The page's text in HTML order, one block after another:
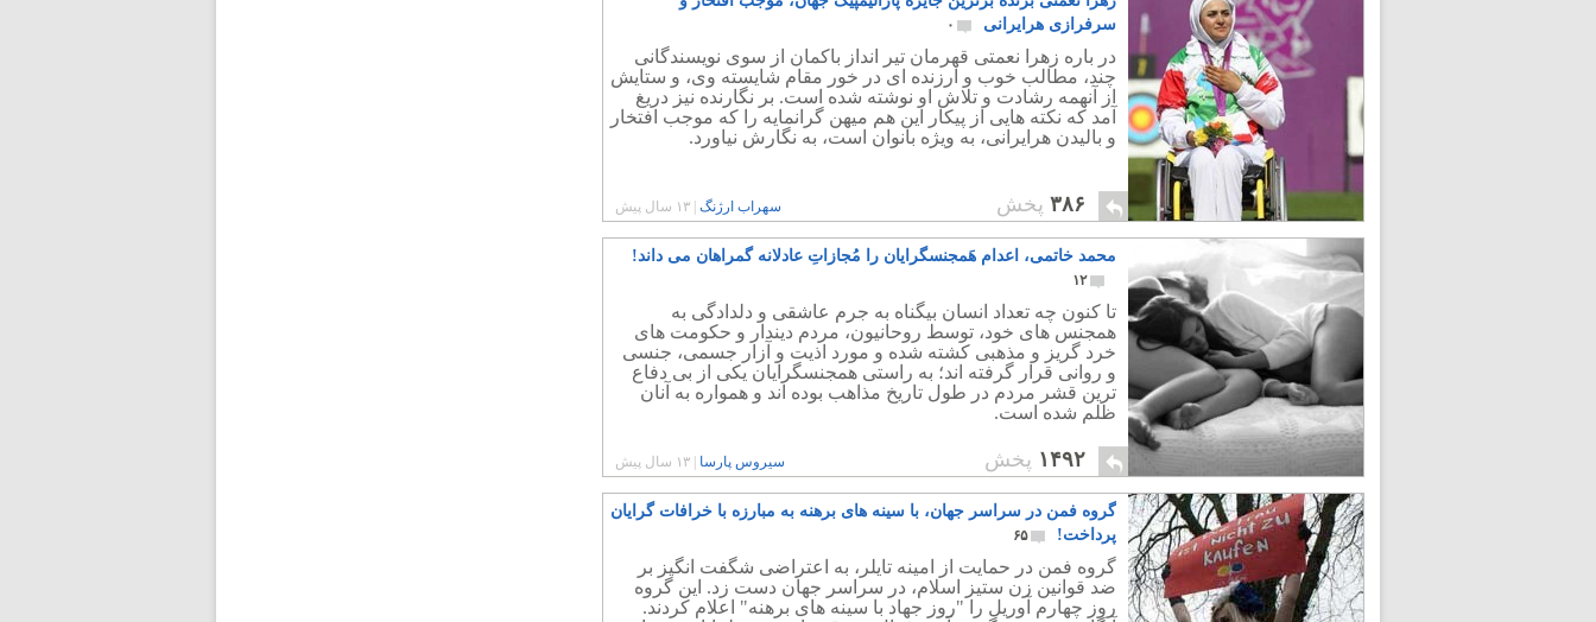
سرفرازی هرایرانی
۰
در باره زهرا نعمتی قهرمان تیر انداز باکمان از سوی نویسندگانی
چند، مطالب خوب و ارزنده ای در خور مقام شایسته وی، و ستایش
از آنهمه رشادت و تلاش او نوشته شده است. بر نگارنده نیز دریغ
آمد که نکته هایی از پیکار این هم میهن گرانمایه را که موجب افتخار
و بالیدن هرایرانی، به ویژه بانوان است، به نگارش نیاورد.
۳۸۶ پخش سهراب ارژنگ ۱۳ سال پیش
محمد خاتمی، اعدام هَمجنسگرایان را مُجازاتِ عادلانه گمراهان می داند!
۱۲
تا کنون چه تعداد انسان بیگناه به جرم عاشقی و دلدادگی به
همجنس های خود، توسط روحانیون، مردم دیندار و حکومت های
خرد گریز و مذهبی کشته شده و مورد اذیت و آزار جسمی، جنسی
و روانی قرار گرفته اند؛ به راستی همجنسگرایان یکی از بی دفاع
ترین قشر مردم در طول تاریخ مذاهب بوده اند و همواره به آنان
ظلم شده است.
۱۴۹۲ پخش سیروس پارسا ۱۳ سال پیش
گروه فمن در سراسر جهان، با سینه های برهنه به مبارزه با خرافات گرایان
پرداخت!
۶۵
گروه فمن در حمایت از امینه تايلر، به اعتراضی شگفت انگیز بر
ضد قوانین زن ستیز اسلام، در سراسر جهان دست زد. این گروه
روز چهارم آوریل را "روز جهاد با سینه های برهنه" اعلام کردند.